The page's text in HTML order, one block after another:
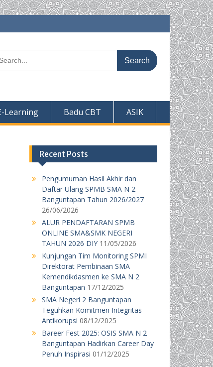
Learning Badu CBT ASIK
Recent Posts
Pengumuman Hasil Akhir dan
Daftar Ulang SPMB SMA N 2
Banguntapan Tahun 2026/2027
26/06/2026
ALUR PENDAFTARAN SPMB
ONLINE SMA&SMK NEGERI
TAHUN 2026 DIY 11/05/2026
Kunjungan Tim Monitoring SPMI
Direktorat Pembinaan SMA
Kemendikdasmen ke SMA N 2
Banguntapan 17/12/2025
SMA Negeri 2 Banguntapan
Teguhkan Komitmen Integritas
Antikorupsi 08/12/2025
Bareer Fest 2025: OSIS SMA N 2
Banguntapan Hadirkan Career Day
Penuh Inspirasi 01/12/2025